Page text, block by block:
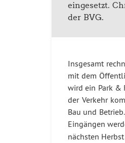
eingesetzt.
der BVG.
Insgesamt
mit dem
wird ein Park &
der Verkehr
Bau und
Eingängen
nächsten Herbst